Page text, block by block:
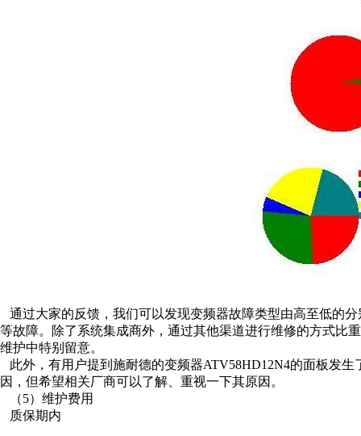
通过大家的反馈，我们可以发现变频器故障类型由高至低的
等故障。除了系统集成商外，通过其他渠道进行维修的方式比
维护中特别留意。
此外，有用户提到施耐德的变频器ATV58HD12N4的面板发
因，但希望相关厂商可以了解、重视一下其原因。
（5）维护费用
质保期内